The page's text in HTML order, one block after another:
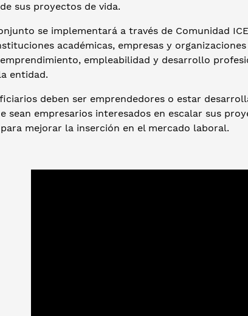
sus proyectos de vida.
se implementará a través de Comunidad
académicas, empresas y
empleabilidad y desarrollo
entidad.
deben ser emprendedores o estar
sean empresarios interesados en escalar sus
mejorar la inserción en el mercado laboral.